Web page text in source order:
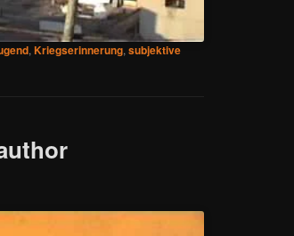
,Kriegserinnerung,subjektive